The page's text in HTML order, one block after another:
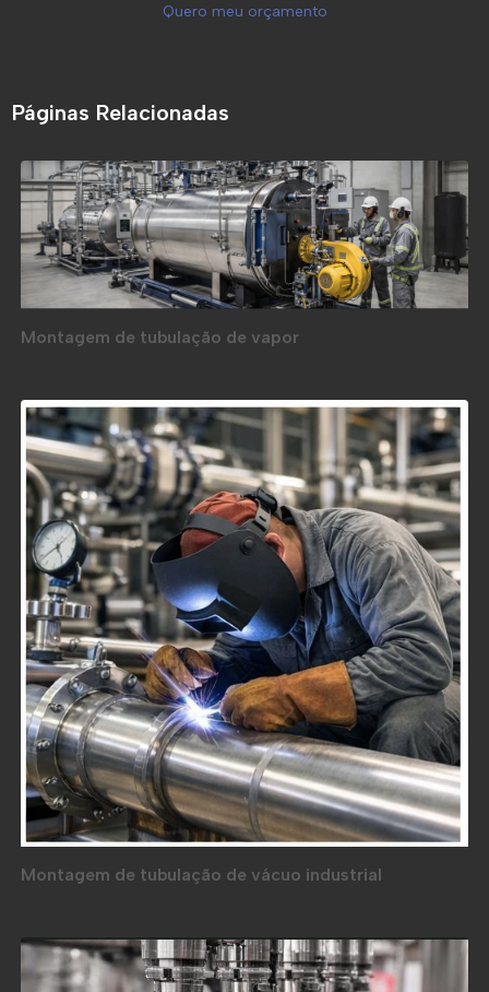
Quero meu orçamento
Páginas Relacionadas
Montagem de tubulação de vapor
Montagem de tubulação de vácuo industrial